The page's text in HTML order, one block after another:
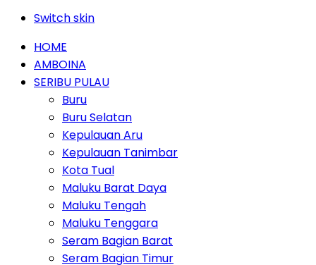
Switch skin
HOME
AMBOINA
SERIBU PULAU
Buru
Buru Selatan
Kepulauan Aru
Kepulauan Tanimbar
Kota Tual
Maluku Barat Daya
Maluku Tengah
Maluku Tenggara
Seram Bagian Barat
Seram Bagian Timur